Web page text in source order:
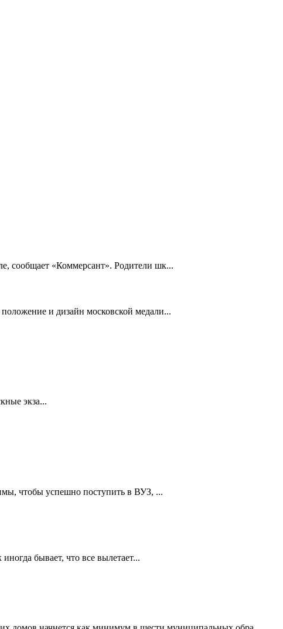
сообщает «Коммерсант». Родители шк...
и дизайн московской медали...
экза...
чтобы успешно поступить в ВУЗ, ...
бывает, что все вылетает...